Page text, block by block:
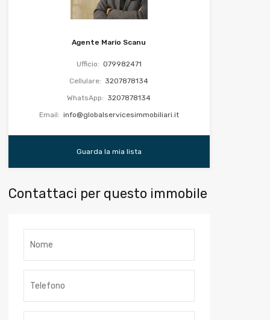
Agente Mario Scanu
Ufficio: 079982471
Cellulare: 3207878134
WhatsApp: 3207878134
Email: info@globalservicesimmobiliari.it
Guarda la mia lista
Contattaci per questo immobile